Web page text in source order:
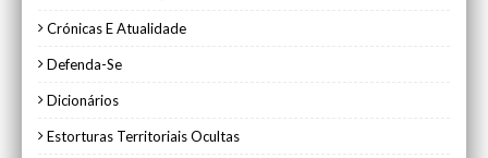
Crónicas E Atualidade
Defenda-Se
Dicionários
Estorturas Territoriais Ocultas